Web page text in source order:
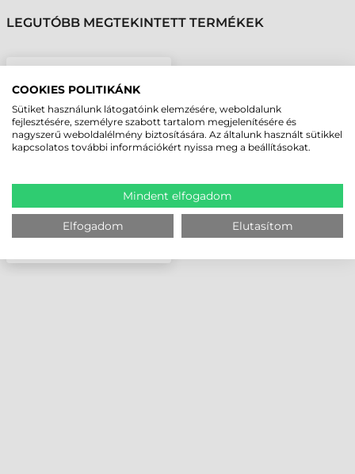
LEGUTÓBB MEGTEKINTETT TERMÉKEK
MODUL, ZE500
COOKIES POLITIKÁNK
Sütiket használunk látogatóink elemzésére, weboldalunk
fejlesztésére, személyre szabott tartalom megjelenítésére és
nagyszerű weboldalélmény biztosítására. Az általunk használt sütikkel
kapcsolatos további információkért nyissa meg a beállításokat.
Mindent elfogadom
Elfogadom Elutasítom